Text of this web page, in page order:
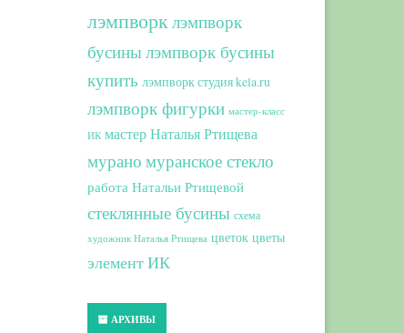
лэмпворклэмпворк
бусинылэмпворк бусины
купить лэмпворк студия kela.ru
лэмпворк фигурки мастер-класс
ИК мастер Наталья Ртищева
мурано муранское стекло
работа Натальи Ртищевой
стеклянные бусины схема
художник Наталья Ртищева цветок цветы
элемент ИК
АРХИВЫ